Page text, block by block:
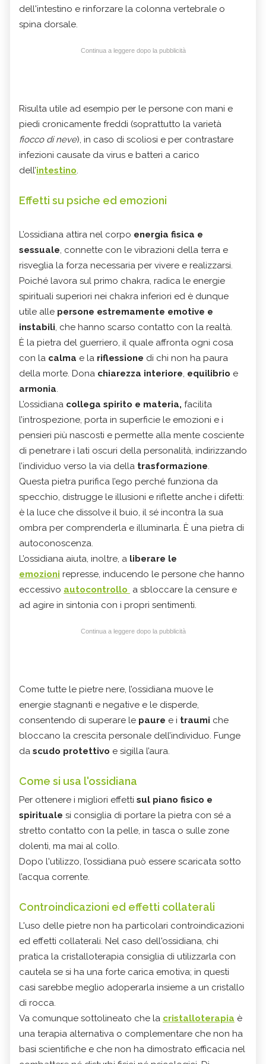
dell'intestino e rinforzare la colonna vertebrale o
spina dorsale.
Continua a leggere dopo la pubblicità
Risulta utile ad esempio per le persone con mani e
piedi cronicamente freddi (soprattutto la varietà
fiocco di neve), in caso di scoliosi e per contrastare
infezioni causate da virus e batteri a carico
dell’intestino
Effetti su psiche ed emozioni
L’ossidiana attira nel corpo energia fisica e
sessuale , connette con le vibrazioni della terra e
risveglia la forza necessaria per vivere e realizzarsi.
Poiché lavora sul primo chakra , radica le energie
spirituali superiori nei chakra inferiori ed è dunque
utile alle persone estremamente emotive e
instabili , che hanno scarso contatto con la realtà.
È la pietra del guerriero, il quale affronta ogni cosa
con la calma e la riflessione di chi non ha paura
della morte. Dona chiarezza interiore equilibrio e
armonia
L’ossidiana collega spirito e materia, facilita
l’introspezione, porta in superficie le emozioni e i
pensieri più nascosti e permette alla mente cosciente
di penetrare i lati oscuri della personalità, indirizzando
l’individuo verso la via della trasformazione
Questa pietra purifica l’ego perché funziona da
specchio, distrugge le illusioni e riflette anche i difetti:
è la luce che dissolve il buio, il sé incontra la sua
ombra per comprenderla e illuminarla. È una pietra di
autoconoscenza.
L’ossidiana aiuta, inoltre, a liberare le
emozioni represse, inducendo le persone che hanno
eccessivo autocontrollo a sbloccare la censure e
ad agire in sintonia con i propri sentimenti.
Continua a leggere dopo la pubblicità
Come tutte le pietre nere, l’ossidiana muove le
energie stagnanti e negative e le disperde,
consentendo di superare le paure e i traumi che
bloccano la crescita personale dell’individuo. Funge
da scudo protettivo e sigilla l’aura.
Come si usa l'ossidiana
Per ottenere i migliori effetti sul piano fisico e
spirituale si consiglia di portare la pietra con sé a
stretto contatto con la pelle, in tasca o sulle zone
dolenti, ma mai al collo.
Dopo l'utilizzo, l’ossidiana può essere scaricata sotto
l’acqua corrente.
Controindicazioni ed effetti collaterali
L'uso delle pietre non ha particolari controindicazioni
ed effetti collaterali. Nel caso dell'ossidiana, chi
pratica la cristalloterapia consiglia di utilizzarla con
cautela se si ha una forte carica emotiva; in questi
casi sarebbe meglio adoperarla insieme a un cristallo
di rocca.
Va comunque sottolineato che la cristalloterapia è
una terapia alternativa o complementare che non ha
basi scientifiche e che non ha dimostrato efficacia nel